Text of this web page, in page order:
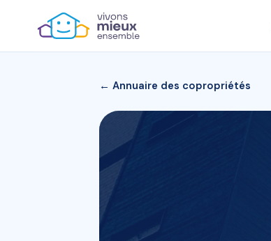
← Annuaire des copropriétés